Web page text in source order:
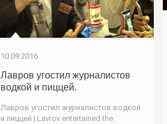
10.09.2016
Лавров угостил журналистов
водкой и пиццей.
Лавров угостил журналистов водкой
и пиццей | Lavrov entertained the